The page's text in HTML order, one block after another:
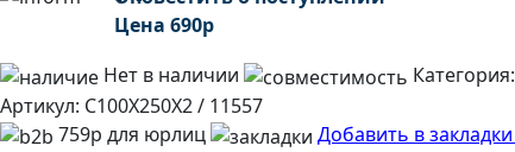
Цена 690р
Нет в наличии
Категория:
Артикул: C100X250X2 / 11557
759р для юрлиц
Добавить в закладки